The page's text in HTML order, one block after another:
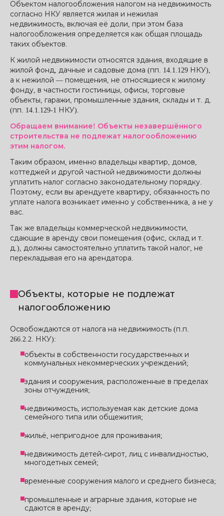
Объектом налогообложения налогом на недвижимость
согласно НКУ является жилая и нежилая
недвижимость, включая её доли, при этом база
налогообложения определяется как общая площадь
таких объектов.
К жилой недвижимости относятся здания, входящие в
жилой фонд, дачные и садовые дома (пп. 14.1.129 НКУ),
а к нежилой — помещения, не относящиеся к жилому
фонду, в частности гостиницы, офисы, торговые
объекты, гаражи, промышленные здания, склады и т. д.
(пп. 14.1.129-1 НКУ).
Обращаем внимание! Объекты незавершённого
строительства не подлежат налогообложению
этим налогом.
Таким образом, именно владельцы квартир, домов,
коттеджей и другой частной недвижимости должны
уплатить налог согласно законодательному порядку.
Поэтому, если вы арендуете квартиру, обязанность по
уплате налога возникает именно у собственника, а не у
вас.
Так же владельцы коммерческой недвижимости,
сдающие в аренду свои помещения (офис, склад и т.
д.), должны самостоятельно уплатить такой налог, не
перекладывая его на арендатора.
Объекты, которые не подлежат
налогообложению
Освобождаются от налога на недвижимость (п.п.
266.2.2. НКУ):
объекты в собственности государственных и
коммунальных некоммерческих учреждений;
здания и сооружения, расположенные в пределах
зоны отчуждения;
недвижимость, используемая как детские дома
семейного типа или общежития;
жильё, непригодное для проживания;
недвижимость детей-сирот, лиц с инвалидностью,
многодетных семей;
временные сооружения малого и среднего бизнеса;
промышленные и аграрные здания, которые не
сдаются в аренду;